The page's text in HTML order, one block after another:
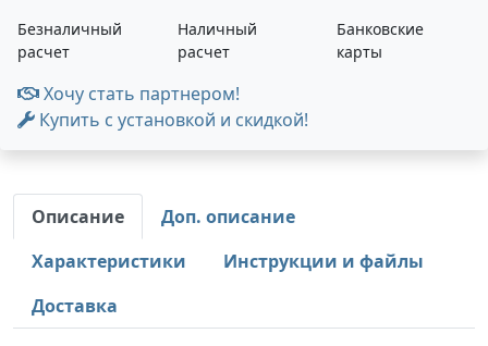
Безналичный
расчет
Наличный
расчет
Банковские
карты
Хочу стать партнером!
Купить с установкой и скидкой!
Описание
Доп. описание
Характеристики
Инструкции и файлы
Доставка